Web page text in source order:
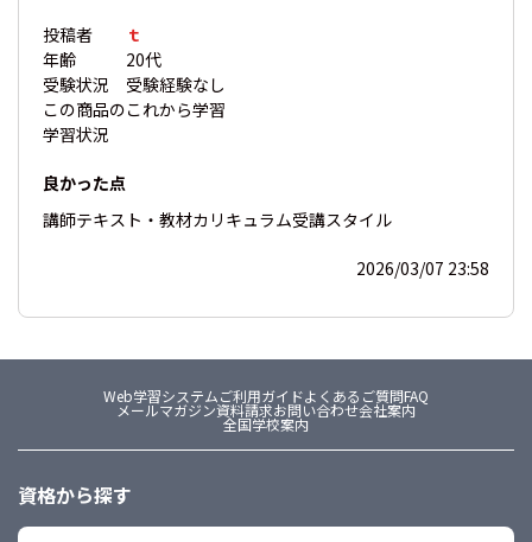
投稿者
ｔ
年齢
20代
受験状況
受験経験なし
この商品の
学習状況
これから学習
良かった点
講師テキスト・教材カリキュラム受講スタイル
2026/03/07 23:58
Web学習システムご利用ガイドよくあるご質問FAQ
メールマガジン資料請求お問い合わせ会社案内
全国学校案内
資格から探す